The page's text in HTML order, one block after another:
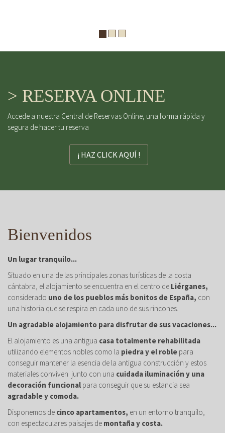
> RESERVA ONLINE
Accede a nuestra Central de Reservas Online, una forma rápida y
segura de hacer tu reserva
¡ HAZ CLICK AQUÍ !
Bienvenidos
Un lugar tranquilo...
Situado en una de las principales zonas turísticas de la costa
cántabra, el alojamiento se encuentra en el centro de Liérganes,
considerado uno de los pueblos más bonitos de España, con
una historia que se respira en cada uno de sus rincones.
Un agradable alojamiento para disfrutar de sus vacaciones...
El alojamiento es una antigua casa totalmente rehabilitada
utilizando elementos nobles como la piedra y el roble para
conseguir mantener la esencia de la antigua construcción y estos
materiales conviven junto con una cuidada iluminación y una
decoración funcional para conseguir que su estancia sea
agradable y comoda.
Disponemos de cinco apartamentos, en un entorno tranquilo,
con espectaculares paisajes de montaña y costa.